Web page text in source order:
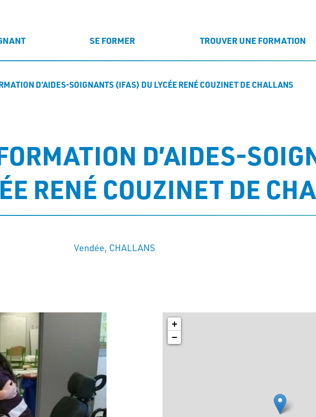
SE FORMER TROUVER UNE FORMATION
D’AIDES-SOIGNANTS (IFAS) DU LYCÉE RENÉ COUZINET DE CHALLANS
D’AIDES-
RENÉ COUZINET DE
Vendée, CHALLANS
+
−